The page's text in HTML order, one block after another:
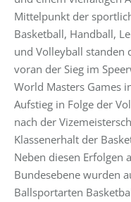
Mittelpunkt der
Basketball, Handball,
und Volleyball standen
voran der Sieg im
World Masters Games
Aufstieg in Folge der
nach der
Klassenerhalt der
Neben diesen Erfolgen
Bundesebene wurden
Ballsportarten